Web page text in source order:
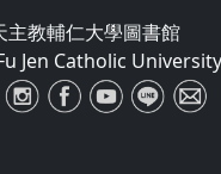
主教輔仁大學圖書館
Jen Catholic